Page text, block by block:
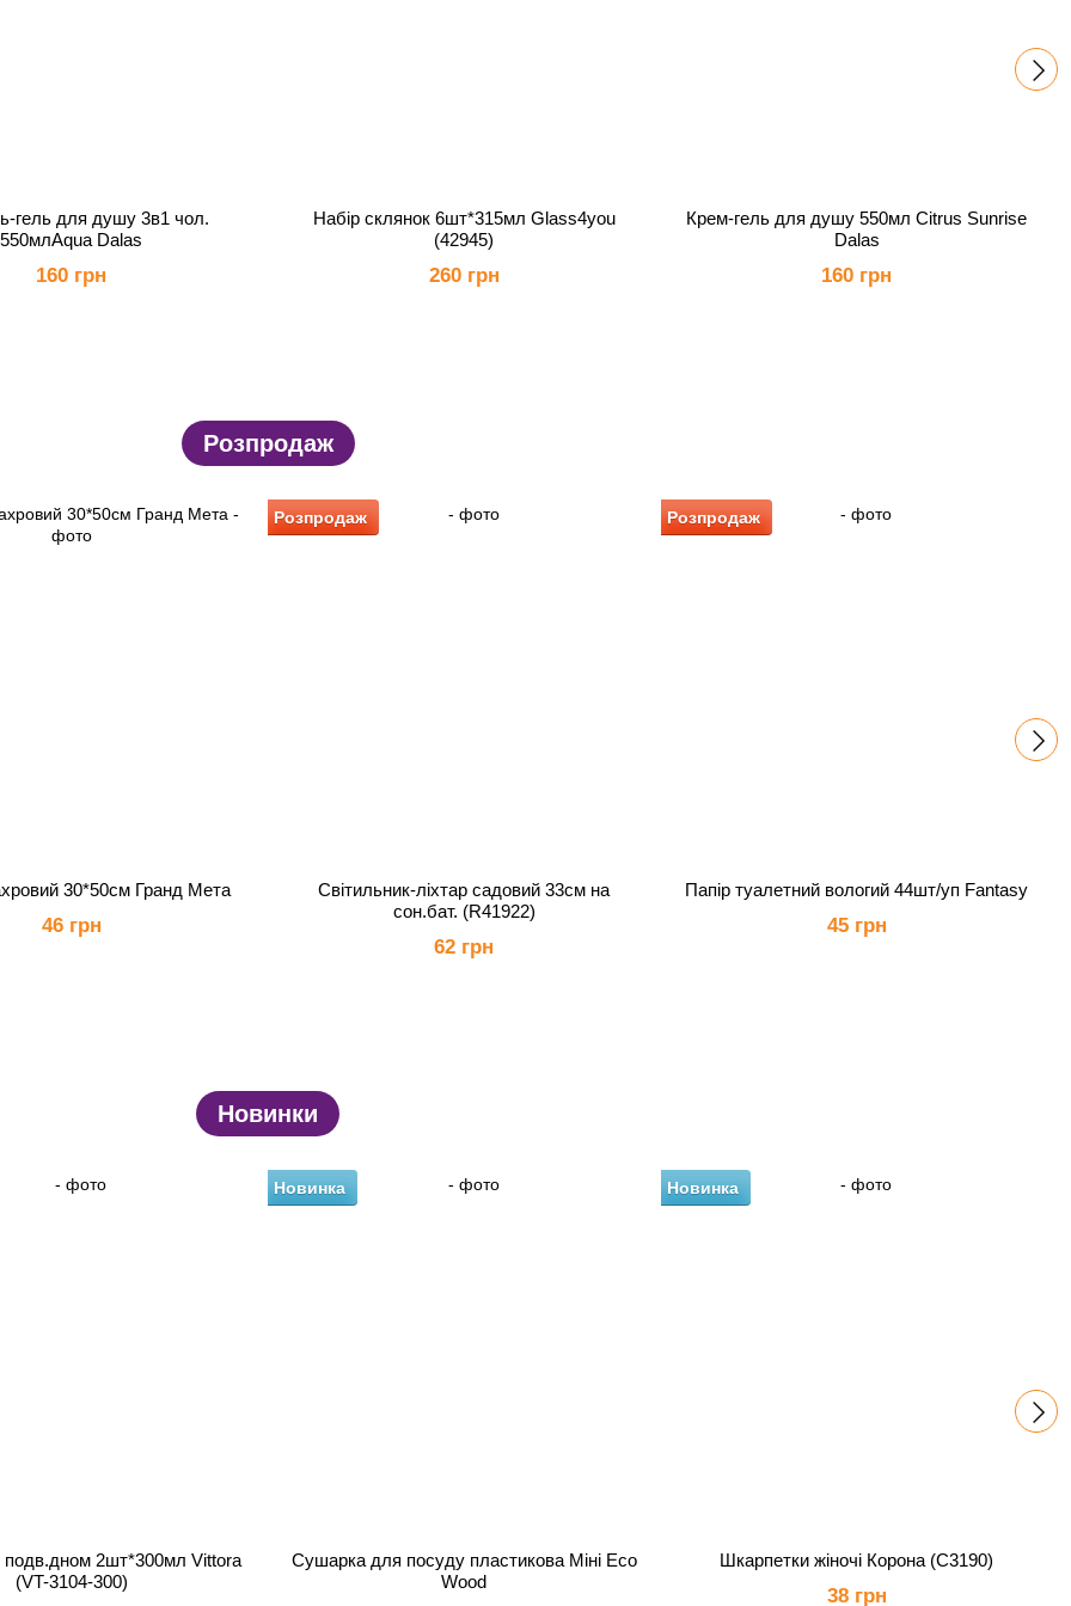
гель для душу 3в1 чол.
550млAqua Dalas
160 грн
Набір склянок 6шт*315мл Glass4you
(42945)
260 грн
Крем-гель для душу 550мл Citrus Sunrise
Dalas
160 грн
Розпродаж
30*50см Гранд Мета
46 грн
Розпродаж
Світильник-ліхтар садовий 33см на
сон.бат. (R41922)
62 грн
Розпродаж
Папір туалетний вологий 44шт/уп Fantasy
45 грн
Новинки
подв.дном 2шт*300мл Vittora
(VT-3104-300)
Новинка
Сушарка для посуду пластикова Міні Eco
Wood
Новинка
Шкарпетки жіночі Корона (С3190)
38 грн